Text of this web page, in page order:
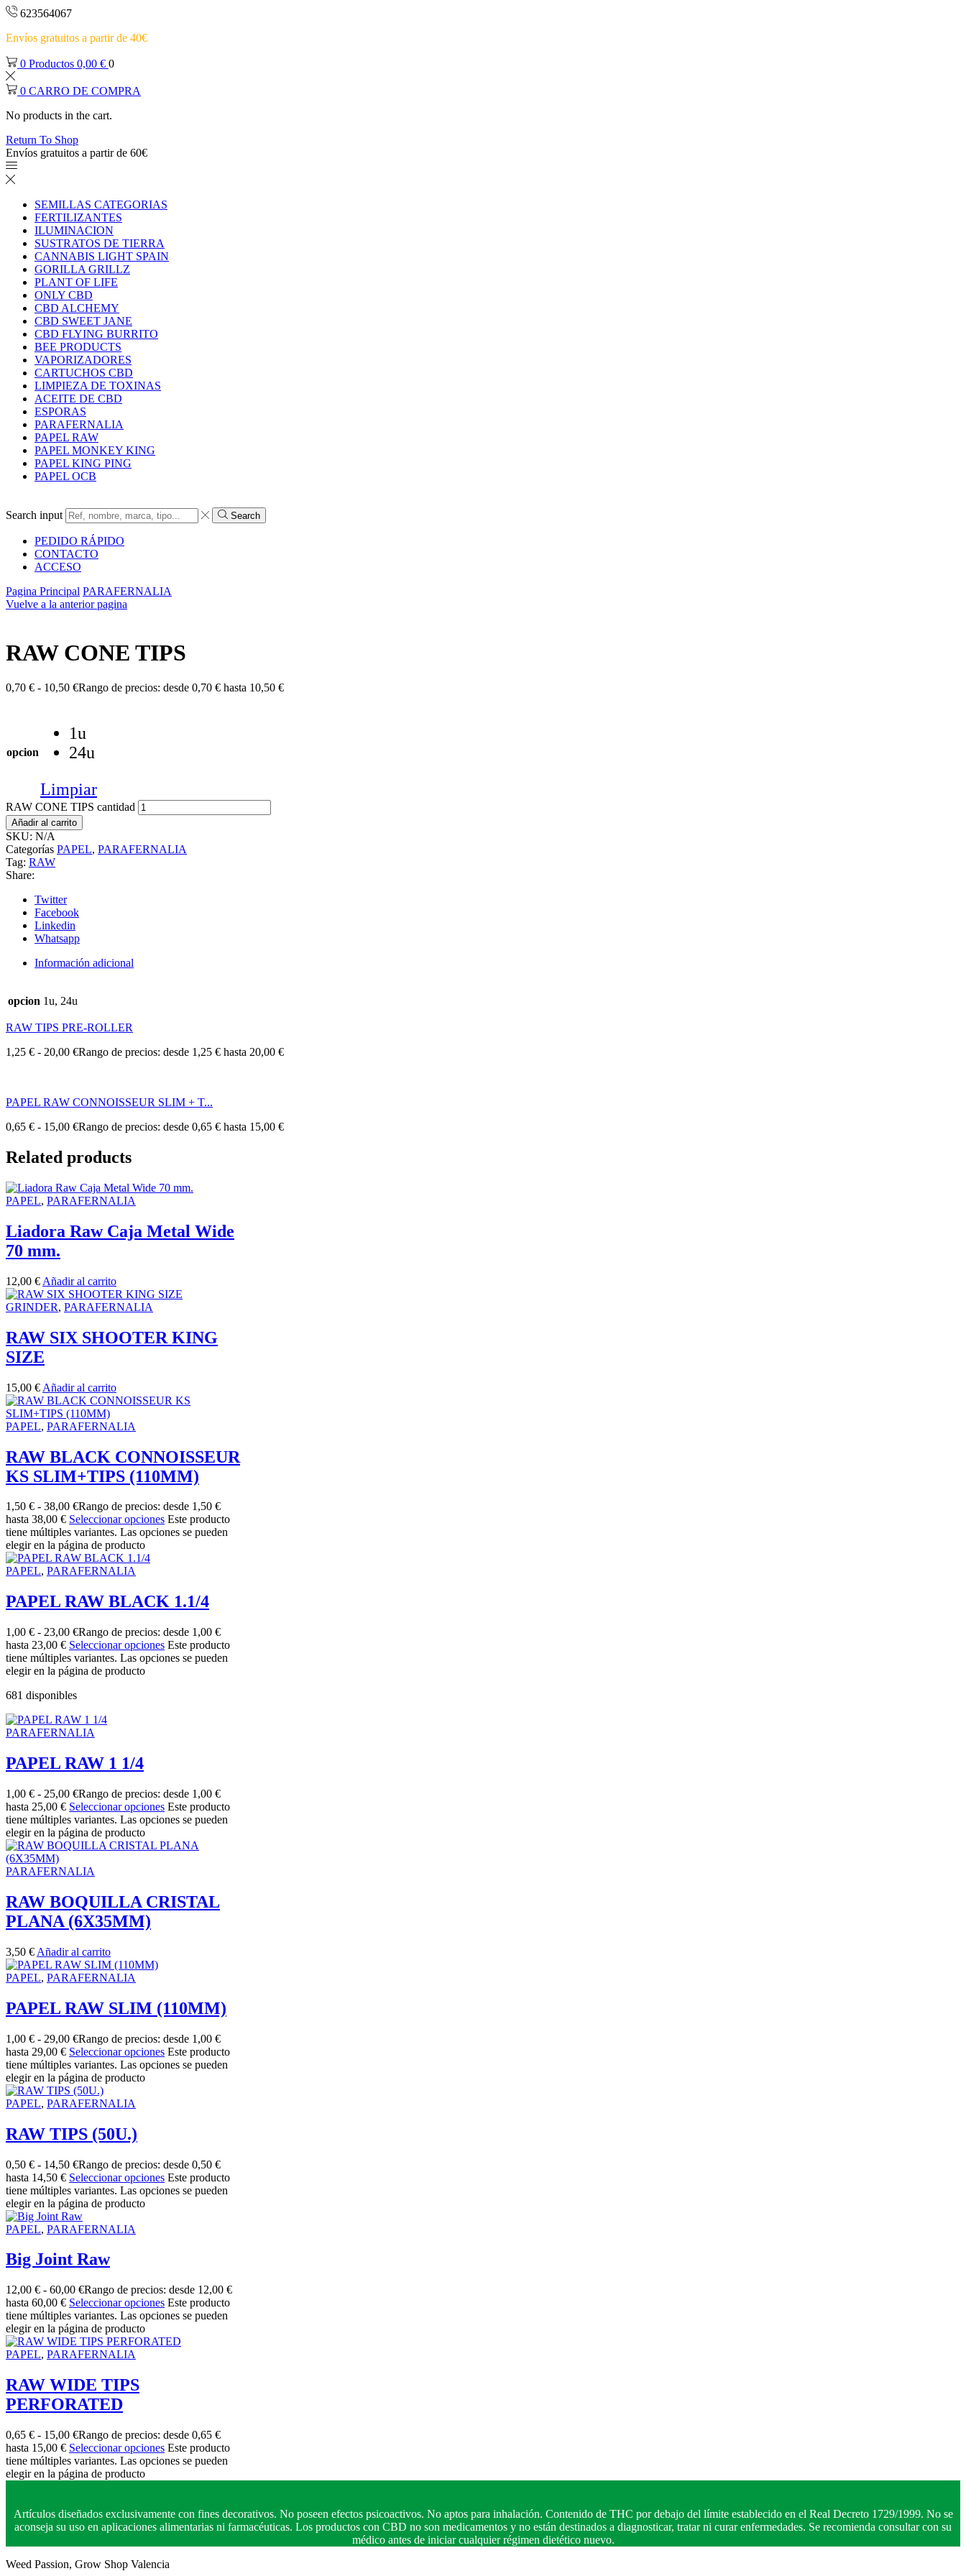
623564067
Envíos gratuitos a partir de 40€
0 Productos 0,00 € 0
0 CARRO DE COMPRA
No products in the cart.
Return To Shop
Envíos gratuitos a partir de 60€
SEMILLAS CATEGORIAS
FERTILIZANTES
ILUMINACION
SUSTRATOS DE TIERRA
CANNABIS LIGHT SPAIN
GORILLA GRILLZ
PLANT OF LIFE
ONLY CBD
CBD ALCHEMY
CBD SWEET JANE
CBD FLYING BURRITO
BEE PRODUCTS
VAPORIZADORES
CARTUCHOS CBD
LIMPIEZA DE TOXINAS
ACEITE DE CBD
ESPORAS
PARAFERNALIA
PAPEL RAW
PAPEL MONKEY KING
PAPEL KING PING
PAPEL OCB
Search input Search
PEDIDO RÁPIDO
CONTACTO
ACCESO
Pagina Principal PARAFERNALIA
Vuelve a la anterior pagina
RAW CONE TIPS
0,70 € - 10,50 €Rango de precios: desde 0,70 € hasta 10,50 €
opcion
1u
24u
Limpiar
RAW CONE TIPS cantidad
Añadir al carrito
SKU: N/A
Categorías PAPEL, PARAFERNALIA
Tag: RAW
Share:
Twitter
Facebook
Linkedin
Whatsapp
Información adicional
opcion 1u, 24u
RAW TIPS PRE-ROLLER
1,25 € - 20,00 €Rango de precios: desde 1,25 € hasta 20,00 €
PAPEL RAW CONNOISSEUR SLIM + T...
0,65 € - 15,00 €Rango de precios: desde 0,65 € hasta 15,00 €
Related products
PAPEL, PARAFERNALIA
Liadora Raw Caja Metal Wide
70 mm.
12,00 € Añadir al carrito
GRINDER, PARAFERNALIA
RAW SIX SHOOTER KING
SIZE
15,00 € Añadir al carrito
PAPEL, PARAFERNALIA
RAW BLACK CONNOISSEUR
KS SLIM+TIPS (110MM)
1,50 € - 38,00 €Rango de precios: desde 1,50 €
hasta 38,00 € Seleccionar opciones Este producto
tiene múltiples variantes. Las opciones se pueden
elegir en la página de producto
PAPEL, PARAFERNALIA
PAPEL RAW BLACK 1.1/4
1,00 € - 23,00 €Rango de precios: desde 1,00 €
hasta 23,00 € Seleccionar opciones Este producto
tiene múltiples variantes. Las opciones se pueden
elegir en la página de producto
681 disponibles
PARAFERNALIA
PAPEL RAW 1 1/4
1,00 € - 25,00 €Rango de precios: desde 1,00 €
hasta 25,00 € Seleccionar opciones Este producto
tiene múltiples variantes. Las opciones se pueden
elegir en la página de producto
PARAFERNALIA
RAW BOQUILLA CRISTAL
PLANA (6X35MM)
3,50 € Añadir al carrito
PAPEL, PARAFERNALIA
PAPEL RAW SLIM (110MM)
1,00 € - 29,00 €Rango de precios: desde 1,00 €
hasta 29,00 € Seleccionar opciones Este producto
tiene múltiples variantes. Las opciones se pueden
elegir en la página de producto
PAPEL, PARAFERNALIA
RAW TIPS (50U.)
0,50 € - 14,50 €Rango de precios: desde 0,50 €
hasta 14,50 € Seleccionar opciones Este producto
tiene múltiples variantes. Las opciones se pueden
elegir en la página de producto
PAPEL, PARAFERNALIA
Big Joint Raw
12,00 € - 60,00 €Rango de precios: desde 12,00 €
hasta 60,00 € Seleccionar opciones Este producto
tiene múltiples variantes. Las opciones se pueden
elegir en la página de producto
PAPEL, PARAFERNALIA
RAW WIDE TIPS
PERFORATED
0,65 € - 15,00 €Rango de precios: desde 0,65 €
hasta 15,00 € Seleccionar opciones Este producto
tiene múltiples variantes. Las opciones se pueden
elegir en la página de producto
Artículos diseñados exclusivamente con fines decorativos. No poseen efectos psicoactivos. No aptos para inhalación. Contenido de THC por debajo del límite establecido en el Real Decreto 1729/1999. No se
aconseja su uso en aplicaciones alimentarias ni farmacéuticas. Los productos con CBD no son medicamentos y no están destinados a diagnosticar, tratar ni curar enfermedades. Se recomienda consultar con su
médico antes de iniciar cualquier régimen dietético nuevo.
Weed Passion, Grow Shop Valencia